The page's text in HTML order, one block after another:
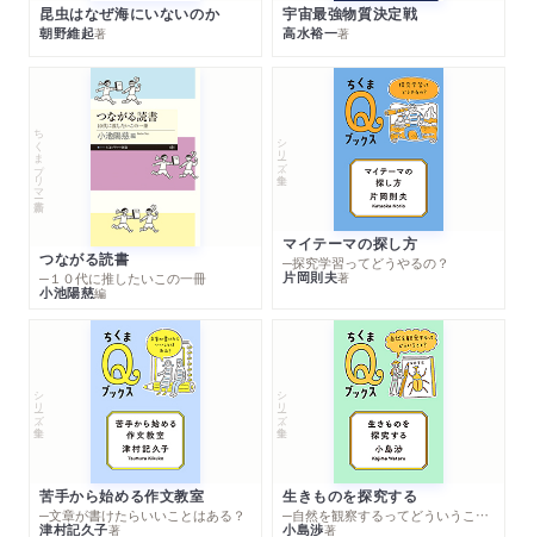
昆虫はなぜ海にいないのか
朝野維起著
宇宙最強物質決定戦
高水裕一著
ちくまプリマー新書
つながる読書
─１０代に推したいこの一冊
小池陽慈編
シリーズ・全集
マイテーマの探し方
─探究学習ってどうやるの？
片岡則夫著
シリーズ・全集
苦手から始める作文教室
─文章が書けたらいいことはある？
津村記久子著
シリーズ・全集
生きものを探究する
─自然を観察するってどういうこと？
小島渉著